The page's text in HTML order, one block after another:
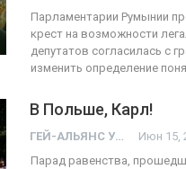
Парламентарии Румынии
крест на возможности
депутатов согласилась с
изменить определение
В Польше, Карл!
ГЕЙ-АЛЬЯНС УКРАИНА Июн 15,
Парад равенства,